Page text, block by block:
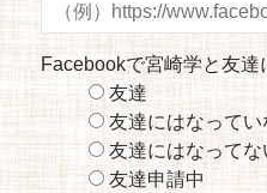
Facebookで宮崎学と友達
友達
友達にはなってい
友達にはなって
友達申請中